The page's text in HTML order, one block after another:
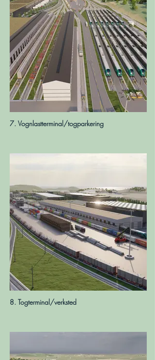
7. Vognlastterminal/togparkering
8. Togterminal/verksted